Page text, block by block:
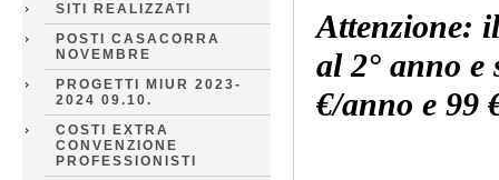
SITI REALIZZATI
POSTI CASACORRA
NOVEMBRE
PROGETTI MIUR 2023-
2024 09.10.
COSTI EXTRA
CONVENZIONE
PROFESSIONISTI
Attenzione:
al 2° anno e
€/anno e 99